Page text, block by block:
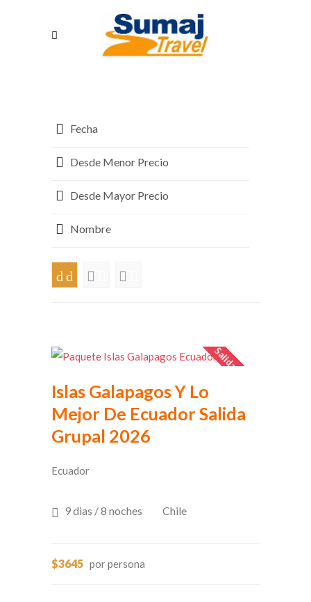
Fecha
Desde Menor Precio
Desde Mayor Precio
Nombre
Salida Grupal
Islas Galapagos Y Lo
Mejor De Ecuador Salida
Grupal 2026
Ecuador
9 dias / 8 noches Chile
$3645 por persona